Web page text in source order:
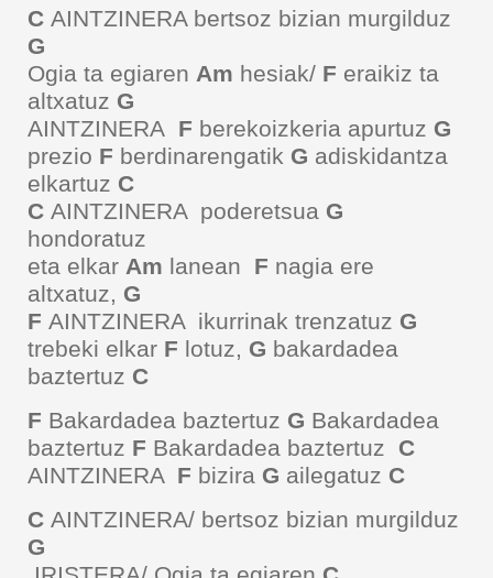
C AINTZINERA bertsoz bizian murgilduz
G
Ogia ta egiaren Am hesiak/ F eraikiz ta
altxatuz G
AINTZINERA F berekoizkeria apurtuz G
prezio F berdinarengatik G adiskidantza
elkartuz C
C AINTZINERA poderetsua G
hondoratuz
eta elkar Am lanean F nagia ere
altxatuz, G
F AINTZINERA ikurrinak trenzatuz G
trebeki elkar F lotuz, G bakardadea
baztertuz C
F Bakardadea baztertuz G Bakardadea
baztertuz F Bakardadea baztertuz C
AINTZINERA F bizira G ailegatuz C
C AINTZINERA/ bertsoz bizian murgilduz
G